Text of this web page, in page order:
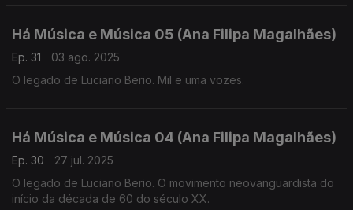
Há Música e Música 05 (Ana Filipa Magalhães)
Ep. 31
03 ago. 2025
O legado de Luciano Berio. Mil e uma vozes.
Há Música e Música 04 (Ana Filipa Magalhães)
Ep. 30
27 jul. 2025
O legado de Luciano Berio. O movimento neovanguardista do
início da década de 60 do século XX.